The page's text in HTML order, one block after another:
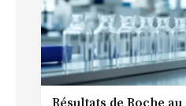
Résultats de Roche